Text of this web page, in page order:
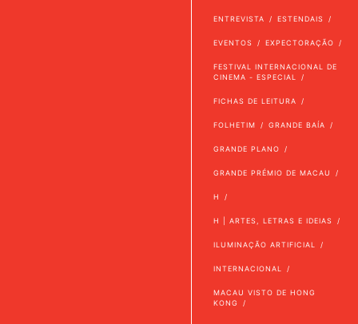
ENTREVISTA ESTENDAIS
EVENTOS EXPECTORAÇÃO
FESTIVAL INTERNACIONAL DE
CINEMA - ESPECIAL
FICHAS DE LEITURA
FOLHETIM GRANDE BAÍA
GRANDE PLANO
GRANDE PRÉMIO DE MACAU
H
H | ARTES, LETRAS E IDEIAS
ILUMINAÇÃO ARTIFICIAL
INTERNACIONAL
MACAU VISTO DE HONG
KONG